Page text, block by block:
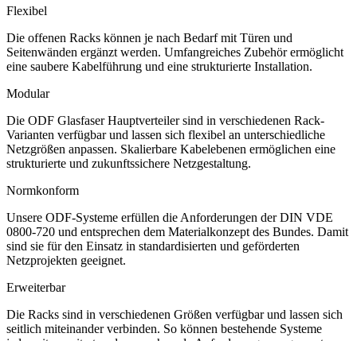
Flexibel
Die offenen Racks können je nach Bedarf mit Türen und
Seitenwänden ergänzt werden. Umfangreiches Zubehör ermöglicht
eine saubere Kabelführung und eine strukturierte Installation.
Modular
Die ODF Glasfaser Hauptverteiler sind in verschiedenen Rack-
Varianten verfügbar und lassen sich flexibel an unterschiedliche
Netzgrößen anpassen. Skalierbare Kabelebenen ermöglichen eine
strukturierte und zukunftssichere Netzgestaltung.
Normkonform
Unsere ODF-Systeme erfüllen die Anforderungen der DIN VDE
0800-720 und entsprechen dem Materialkonzept des Bundes. Damit
sind sie für den Einsatz in standardisierten und geförderten
Netzprojekten geeignet.
Erweiterbar
Die Racks sind in verschiedenen Größen verfügbar und lassen sich
seitlich miteinander verbinden. So können bestehende Systeme